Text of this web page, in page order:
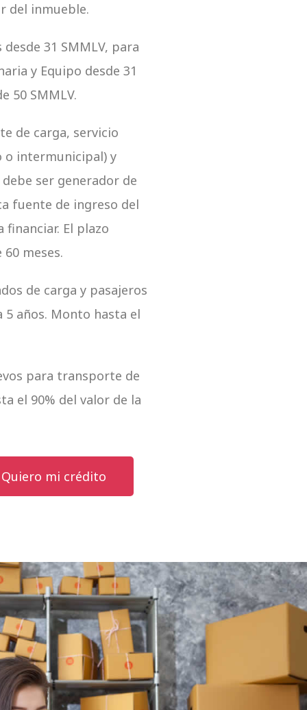
del inmueble.
31 SMMLV, para
y Equipo desde 31
50 SMMLV.
de carga, servicio
o intermunicipal) y
ser generador de
fuente de ingreso del
El plazo
meses.
de carga y pasajeros
años. Monto hasta el
para transporte de
el 90% del valor de la
Quiero mi crédito